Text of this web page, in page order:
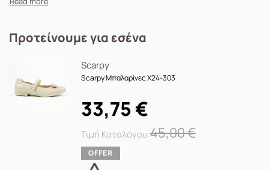
Προτείνουμε για εσένα
Scarpy
Scarpy Μπαλαρίνες X24-303
45,00€
33,75€